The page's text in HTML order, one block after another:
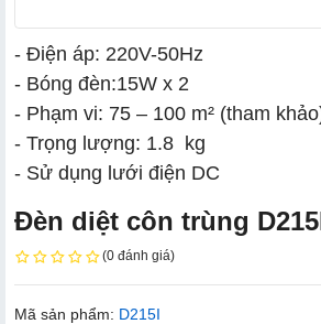
- Điện áp: 220V-50Hz
- Bóng đèn:15W x 2
- Phạm vi: 75 – 100 m² (tham
- Trọng lượng: 1.8 kg
- Sử dụng lưới điện DC
Đèn diệt côn trùng
(0 đánh giá)
Mã sản phẩm: D215I